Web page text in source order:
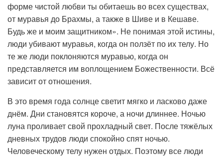
форме чистой любви ты обитаешь во всех существах,
от муравья до Брахмы, а также в Шиве и в Кешаве.
Будь же и моим защитником». Не понимая этой истины,
люди убивают муравья, когда он ползёт по их телу. Но
те же люди поклоняются муравью, когда он
представляется им воплощением Божественности. Всё
зависит от отношения.
В это время года солнце светит мягко и ласково даже
днём. Дни становятся короче, а ночи длиннее. Ночью
луна проливает свой прохладный свет. После тяжёлых
дневных трудов люди спокойно спят ночью.
Человеческому телу нужен отдых. Поэтому все люди